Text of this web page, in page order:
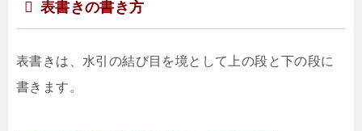
表書きの書き方
表書きは、水引の結び目を境として上の段と下の段に
書きます。